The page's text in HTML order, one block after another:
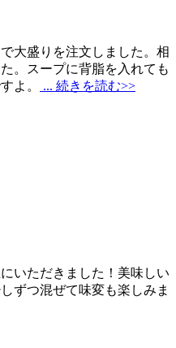
大盛りを注文しました。相
。スープに背脂を入れても
よ。
... 続きを読む>>
いただきました！美味しい
ずつ混ぜて味変も楽しみま